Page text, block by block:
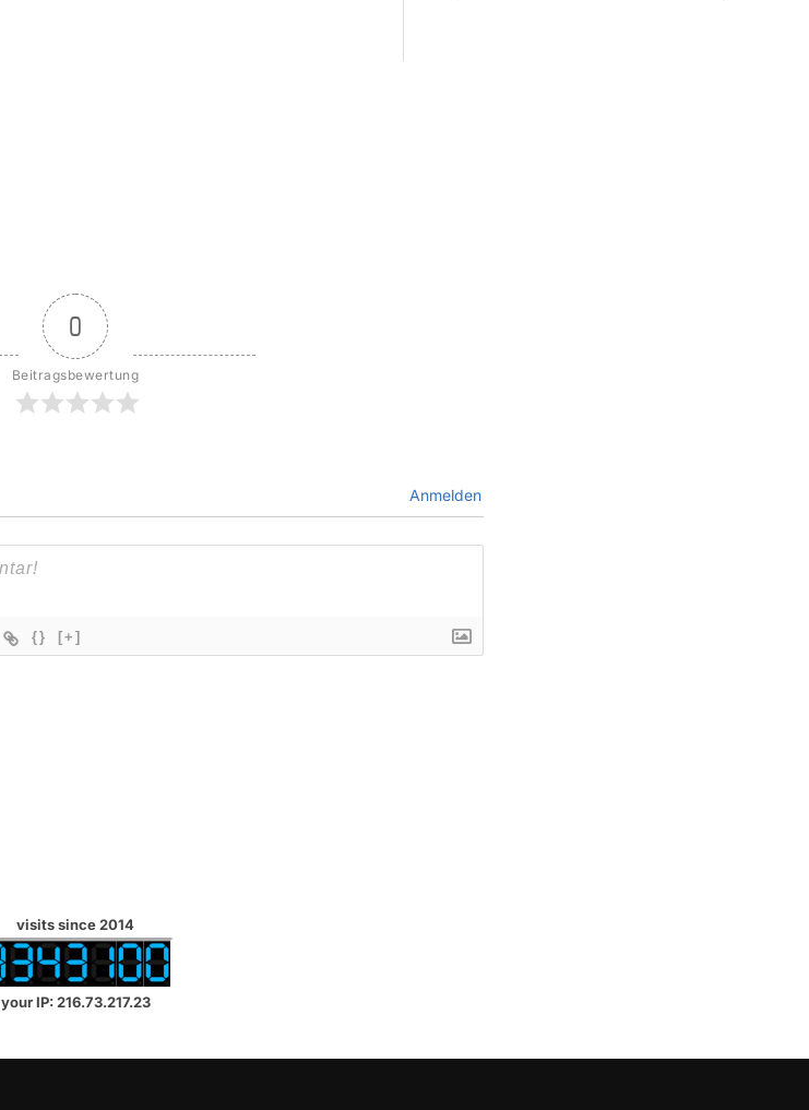
0
Beitragsbewertung
Anmelden
{} [+]
visits since 2014
your IP: 216.73.217.23